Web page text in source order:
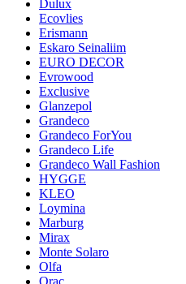
Dulux
Ecovlies
Erismann
Eskaro Seinaliim
EURO DECOR
Evrowood
Exclusive
Glanzepol
Grandeco
Grandeco ForYou
Grandeco Life
Grandeco Wall Fashion
HYGGE
KLEO
Loymina
Marburg
Mirax
Monte Solaro
Olfa
Orac